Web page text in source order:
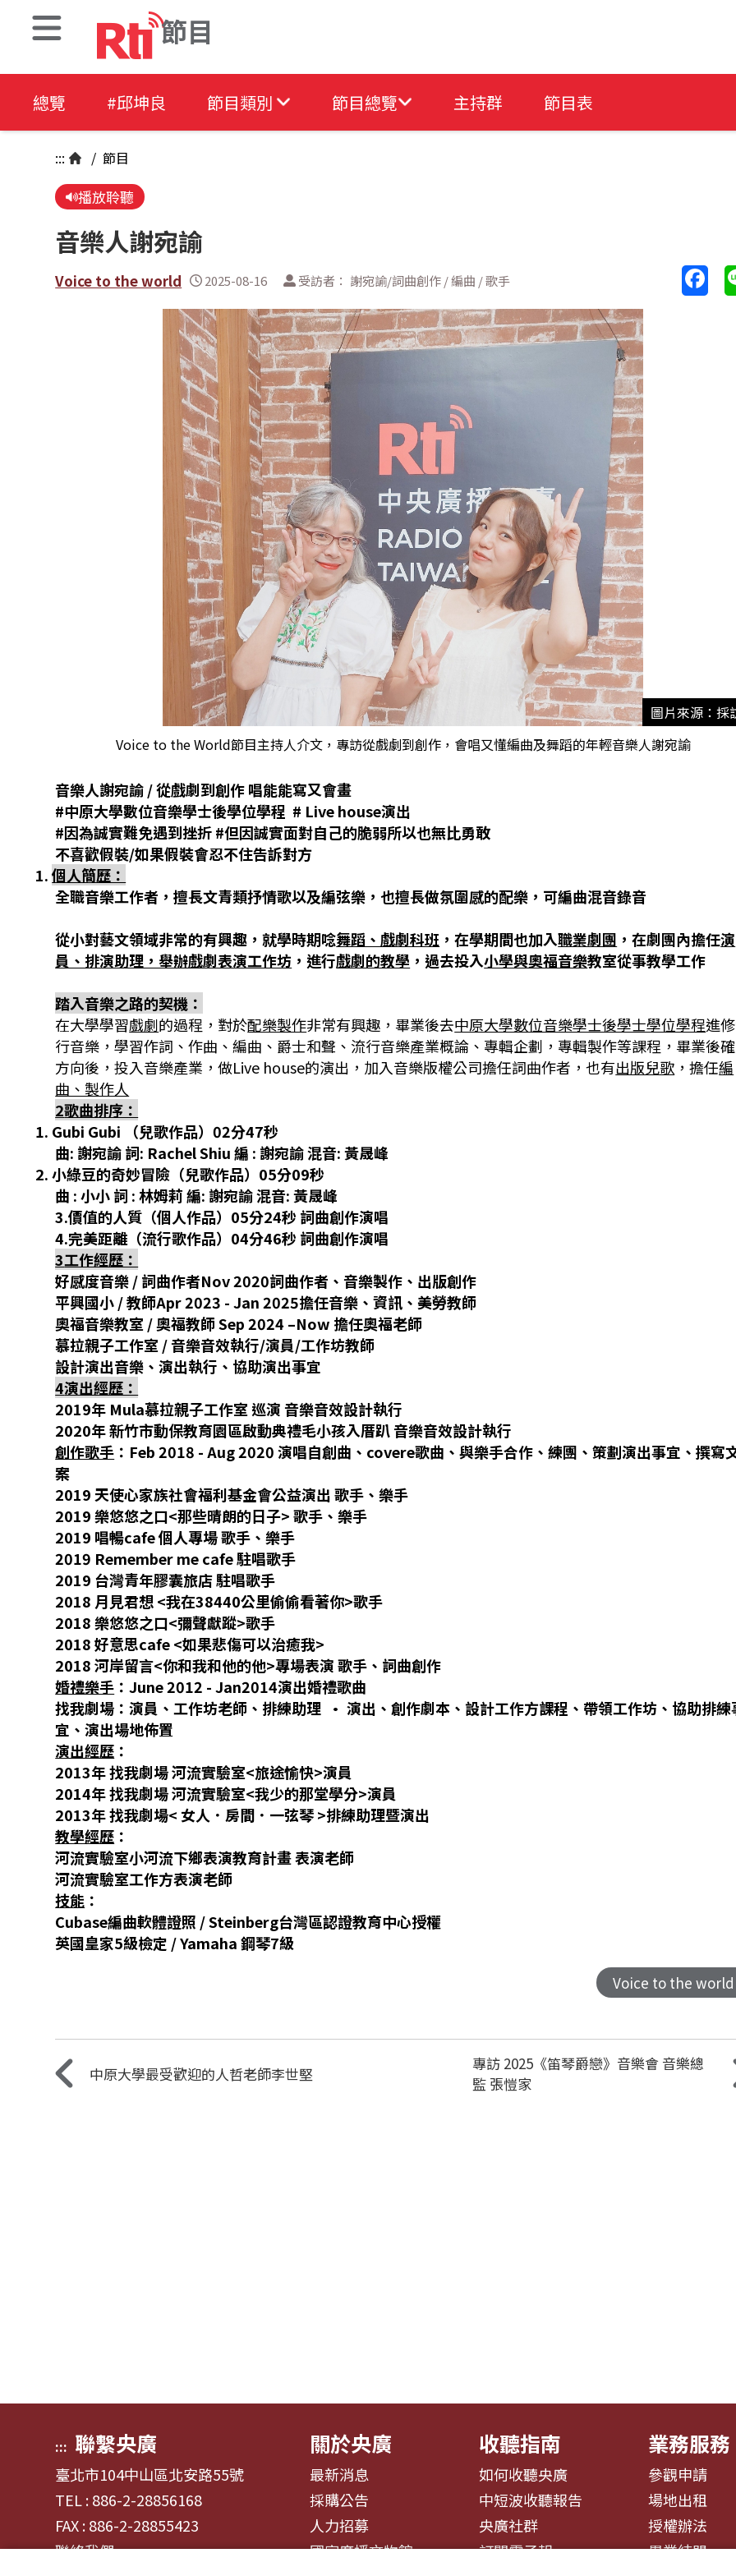
節目
總覽 #邱坤良 節目類別 節目總覽 主持群 節目表
::: / 節目
播放聆聽
音樂人謝宛諭
Voice to the world 2025-08-16 受訪者： 謝宛諭/詞曲創作 / 編曲 / 歌手
圖片來源：採
Voice to the World節目主持人介文，專訪從戲劇到創作，會唱又懂編曲及舞蹈的年輕音樂人謝宛諭
音樂人謝宛諭/從戲劇到創作 唱能能寫又會畫
#中原大學數位音樂學士後學位學程 # Live house演出
#因為誠實難免遇到挫折#但因誠實面對自己的脆弱所以也無比勇敢
不喜歡假裝/如果假裝會忍不住告訴對方
1. 個人簡歷：
全職音樂工作者，擅長文青類抒情歌以及編弦樂，也擅長做氛圍感的配樂，可編曲混音錄音
從小對藝文領域非常的有興趣，就學時期唸舞蹈、戲劇科班 ，在學期間也加入職業劇團 ，在劇團內擔任演
員、排演助理，舉辦戲劇表演工作坊 ，進行戲劇的教學 ，過去投入小學與奧福音樂教室從事教學工作
踏入音樂之路的契機：
在大學學習戲劇的過程，對於配樂製作非常有興趣，畢業後去中原大學數位音樂學士後學士學位學程進
行音樂，學習作詞、作曲、編曲、爵士和聲、流行音樂產業概論、專輯企劃，專輯製作等課程，畢業後
方向後，投入音樂產業，做Live house的演出，加入音樂版權公司擔任詞曲作者，也有出版兒歌 ，擔任編
曲、製作人
2歌曲排序：
1. Gubi Gubi （兒歌作品）02分47秒
曲: 謝宛諭 詞: Rachel Shiu編 : 謝宛諭 混音:黃晟峰
2. 小綠豆的奇妙冒險（兒歌作品） 05分09秒
曲 :小小 詞 :林姆莉 編: 謝宛諭 混音:黃晟峰
3.價值的人質（個人作品） 05分24秒 詞曲創作演唱
4.完美距離（流行歌作品） 04分46秒 詞曲創作演唱
3工作經歷：
好感度音樂/詞曲作者Nov 2020詞曲作者、音樂製作、出版創作
平興國小/教師Apr 2023 - Jan 2025擔任音樂、資訊、美勞教師
奧福音樂教室/奧福教師Sep 2024 –Now 擔任奧福老師
慕拉親子工作室/音樂音效執行/演員/工作坊教師
設計演出音樂、演出執行、協助演出事宜
4演出經歷：
2019年 Mula慕拉親子工作室巡演 音樂音效設計執行
2020年 新竹市動保教育園區啟動典禮毛小孩入厝趴 音樂音效設計執行
創作歌手 ： Feb 2018 - Aug 2020演唱自創曲、 covere歌曲、與樂手合作、練團、策劃演出事宜、撰寫
案
2019天使心家族社會福利基金會公益演出 歌手、樂手
2019樂悠悠之口<那些晴朗的日子>歌手、樂手
2019 唱暢cafe個人專場 歌手、樂手
2019 Remember me cafe駐唱歌手
2019 台灣青年膠囊旅店 駐唱歌手
2018 月見君想<我在38440公里偷偷看著你>歌手
2018樂悠悠之口<彌聲獻蹤>歌手
2018好意思cafe <如果悲傷可以治癒我>
2018河岸留言<你和我和他的他>專場表演 歌手、詞曲創作
婚禮樂手 ：June 2012 - Jan2014演出婚禮歌曲
找我劇場：演員、工作坊老師、排練助理 • 演出、創作劇本、設計工作方課程、帶領工作坊、協助排練
宜、演出場地佈置
演出經歷 ：
2013年 找我劇場 河流實驗室<旅途愉快>演員
2014年 找我劇場 河流實驗室<我少的那堂學分>演員
2013年 找我劇場< 女人．房間．一弦琴>排練助理暨演出
教學經歷 ：
河流實驗室小河流下鄉表演教育計畫 表演老師
河流實驗室工作方表演老師
技能 ：
Cubase編曲軟體證照 / Steinberg台灣區認證教育中心授權
英國皇家5級檢定 / Yamaha鋼琴7級
Voice to the world
中原大學最受歡迎的人哲老師李世堅
專訪 2025《笛琴爵戀》音樂會 音樂總
監 張愷家
::: 聯繫央廣
臺北市104中山區北安路55號
TEL : 886-2-28856168
FAX : 886-2-28855423
聯絡我們
關於央廣
最新消息
採購公告
人力招募
國家廣播文物館
收聽指南
如何收聽央廣
中短波收聽報告
央廣社群
訂閱電子報
業務服務
參觀申請
場地出租
授權辦法
異業結盟